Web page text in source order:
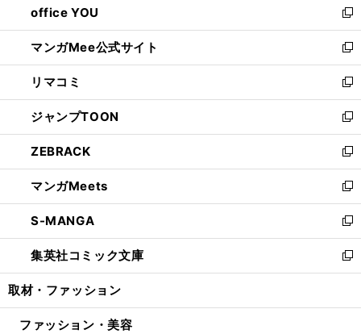
く
で
開
く
ィ
ン
ド
ウ
で
開
く
い
ウ
ィ
ン
ド
ウ
で
開
く
office YOU
新
し
い
ウ
ィ
ン
ド
ウ
で
開
く
マンガMee公式サイト
新
し
い
ウ
ィ
ン
ド
ウ
で
開
く
リマコミ
新
し
い
ウ
ィ
ン
ド
ウ
で
開
く
ジャンプTOON
新
し
い
ウ
ィ
ン
ド
ウ
で
開
ZEBRACK
新
し
い
ウ
ィ
ン
ド
ウ
開
マンガMeets
新
し
い
ウ
ィ
ン
ウ
S-MANGA
新
し
い
ウ
ン
集英社コミック文庫
新
し
ウ
取材・ファッション
ファッション・美容